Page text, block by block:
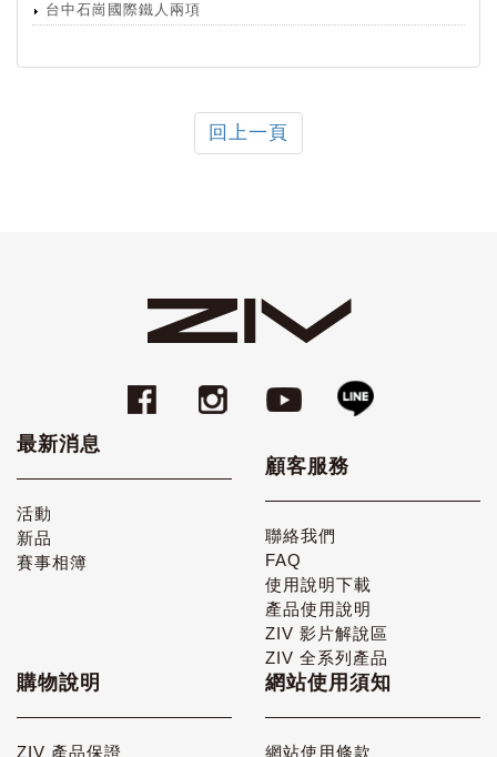
台中石崗國際鐵人兩項
回上一頁
最新消息
活動
新品
賽事相簿
顧客服務
聯絡我們
FAQ
使用說明下載
產品使用說明
ZIV 影片解說區
ZIV 全系列產品
購物說明
ZIV 產品保證
網站使用須知
網站使用條款